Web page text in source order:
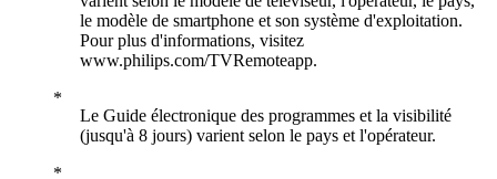
le modèle de smartphone et son système d'exploitation.
Pour plus d'informations, visitez
www.philips.com/TVRemoteapp.
Le Guide électronique des programmes et la visibilité
(jusqu'à 8 jours) varient selon le pays et l'opérateur.